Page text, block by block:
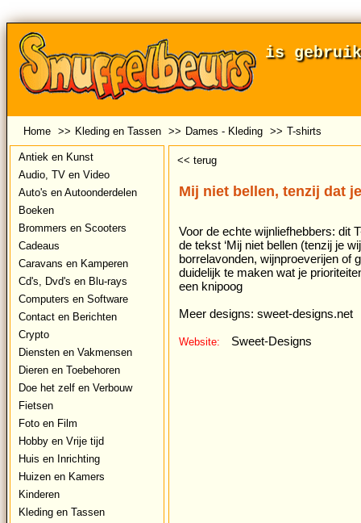
is
Home >> Kleding en Tassen >> Dames - Kleding >> T-shirts
Antiek en Kunst
Audio, TV en Video
Auto's en Autoonderdelen
Boeken
Brommers en Scooters
Cadeaus
Caravans en Kamperen
Cd's, Dvd's en Blu-rays
Computers en Software
Contact en Berichten
Crypto
Diensten en Vakmensen
Dieren en Toebehoren
Doe het zelf en Verbouw
Fietsen
Foto en Film
Hobby en Vrije tijd
Huis en Inrichting
Huizen en Kamers
Kinderen
Kleding en Tassen
<< terug
Mij niet bellen, tenzij dat
Voor de echte wijnliefhebbers: dit
de tekst ‘Mij niet bellen (tenzij je
borrelavonden, wijnproeverijen of
duidelijk te maken wat je
een knipoog
Meer designs: sweet-designs.net
Website: Sweet-Designs